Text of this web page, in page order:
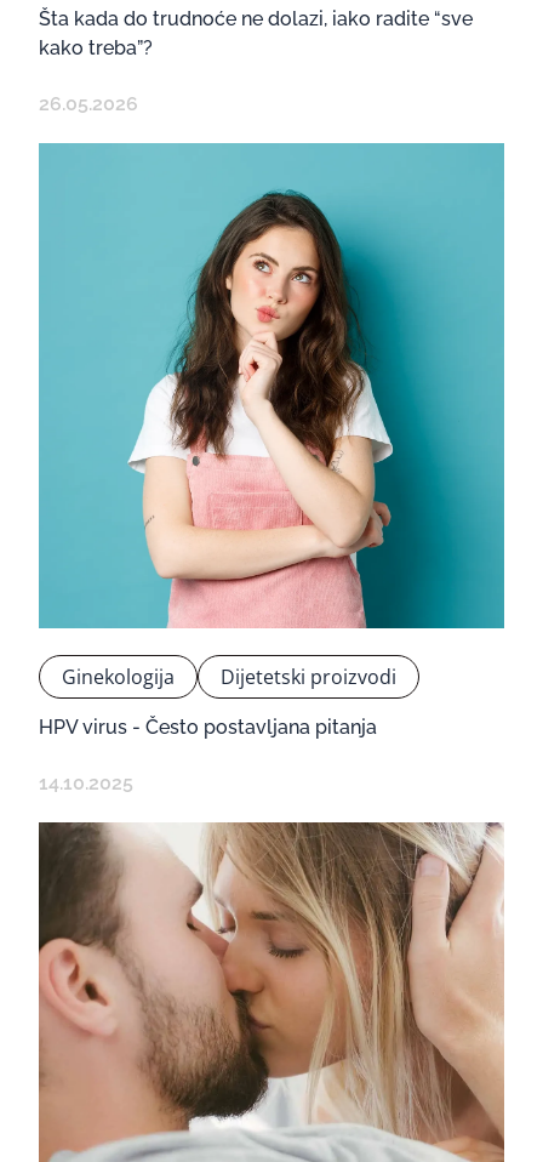
Šta kada do trudnoće ne dolazi, iako radite “sve
kako treba”?
26.05.2026
Ginekologija Dijetetski proizvodi
HPV virus - Često postavljana pitanja
14.10.2025